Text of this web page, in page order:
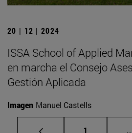
20 | 12 | 2024
ISSA School of Applied
en marcha el Consejo
Gestión Aplicada
Imagen Manuel Castells
Página
1